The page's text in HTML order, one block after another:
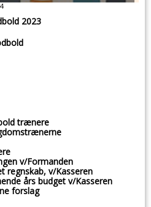
2023
trænere
v/Formanden
regnskab, v/Kasseren
års budget v/Kasseren
forslag